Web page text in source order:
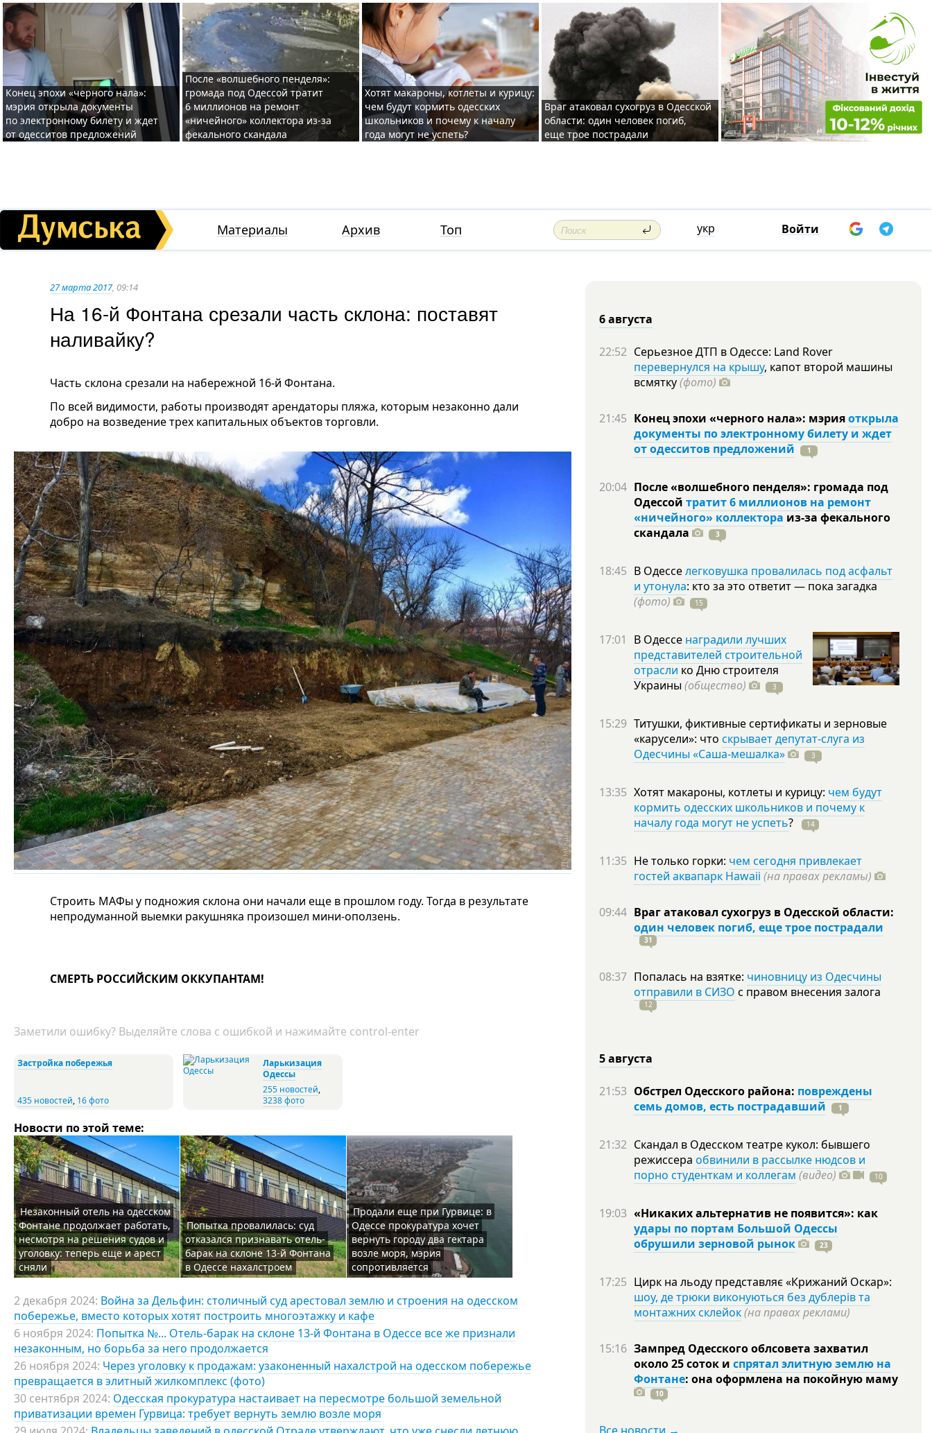
Конец эпохи «черного нала»:
мэрия открыла документы
по электронному билету и ждет
от одесситов предложений
После «волшебного пенделя»:
громада под Одессой тратит
6 миллионов на ремонт
«ничейного» коллектора из-за
фекального скандала
Хотят макароны, котлеты и курицу:
чем будут кормить одесских
школьников и почему к началу
года могут не успеть?
Враг атаковал сухогруз в Одесской
области: один человек погиб,
еще трое пострадали
Материалы Архив Топ укр Войти
27 марта 2017, 09:14
На 16-й Фонтана срезали часть склона: поставят
наливайку?
Часть склона срезали на набережной 16-й Фонтана.
По всей видимости, работы производят арендаторы пляжа, которым незаконно дали
добро на возведение трех капитальных объектов торговли.
Строить МАФы у подножия склона они начали еще в прошлом году. Тогда в результате
непродуманной выемки ракушняка произошел мини-оползень.
СМЕРТЬ РОССИЙСКИМ ОККУПАНТАМ!
Заметили ошибку? Выделяйте слова с ошибкой и нажимайте control-enter
Застройка побережья
435 новостей, 16 фото
Ларькизация
Одессы
255 новостей,
3238 фото
Новости по этой теме:
Незаконный отель на одесском
Фонтане продолжает работать,
несмотря на решения судов и
уголовку: теперь еще и арест
сняли
Попытка провалилась: суд
отказался признавать отель-
барак на склоне 13-й Фонтана
в Одессе нахалстроем
Продали еще при Гурвице: в
Одессе прокуратура хочет
вернуть городу два гектара
возле моря, мэрия
сопротивляется
2 декабря 2024: Война за Дельфин: столичный суд арестовал землю и строения на одесском
побережье, вместо которых хотят построить многоэтажку и кафе
6 ноября 2024: Попытка №... Отель-барак на склоне 13-й Фонтана в Одессе все же признали
незаконным, но борьба за него продолжается
26 ноября 2024: Через уголовку к продажам: узаконенный нахалстрой на одесском побережье
превращается в элитный жилкомплекс (фото)
30 сентября 2024: Одесская прокуратура настаивает на пересмотре большой земельной
приватизации времен Гурвица: требует вернуть землю возле моря
6 августа
22:52 Серьезное ДТП в Одессе: Land Rover
перевернулся на крышу, капот второй машины
всмятку(фото)
21:45 Конец эпохи «черного нала»: мэрияоткрыла
документы по электронному билету и ждет
от одесситов предложений
1
20:04 После «волшебного пенделя»: громада под
Одессой тратит 6 миллионов на ремонт
«ничейного» коллектора из-за фекального
скандала
3
18:45 В Одесселегковушка провалилась под асфальт
и утонула: кто за это ответит — пока загадка
(фото)
15
17:01 В Одессе наградили лучших
представителей строительной
отрасли ко Дню строителя
Украины (общество) 3
15:29 Титушки, фиктивные сертификаты и зерновые
«карусели»: что скрывает депутат-слуга из
Одесчины «Саша-мешалка»
3
13:35 Хотят макароны, котлеты и курицу: чем будут
кормить одесских школьников и почему к
началу года могут не успеть? 14
11:35 Не только горки: чем сегодня привлекает
гостей аквапарк Hawaii (на правах рекламы)
09:44 Враг атаковал сухогруз в Одесской области:
один человек погиб, еще трое пострадали
31
08:37 Попалась на взятке: чиновницу из Одесчины
отправили в СИЗО с правом внесения залога
12
5 августа
21:53 Обстрел Одесского района: повреждены
семь домов, есть пострадавший
1
21:32 Скандал в Одесском театре кукол: бывшего
режиссера обвинили в рассылке нюдсов и
порно студенткам и коллегам (видео) 10
19:03 «Никаких альтернатив не появится»: как
удары по портам Большой Одессы
обрушили зерновой рынок
23
17:25 Цирк на льоду представляє «Крижаний Оскар»:
шоу, де трюки виконуються без дублерів та
монтажних склейок(на правах реклами)
15:16 Зампред Одесского облсовета захватил
около 25 соток и спрятал элитную землю на
Фонтане: она оформлена на покойную маму
10